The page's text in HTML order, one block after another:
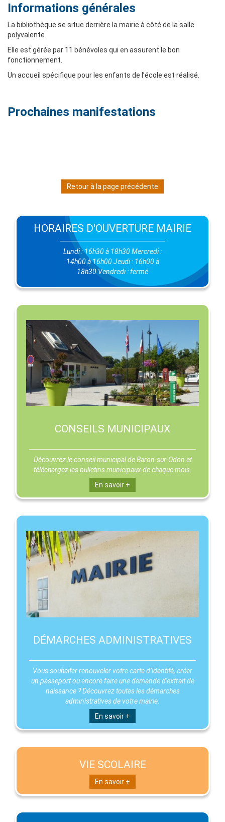
Informations générales
La bibliothèque se situe derrière la mairie à côté de la salle
polyvalente.
Elle est gérée par 11 bénévoles qui en assurent le bon
fonctionnement.
Un accueil spécifique pour les enfants de l’école est réalisé.
Prochaines manifestations
Retour à la page précédente
HORAIRES D'OUVERTURE MAIRIE
Lundi : 16h30 à 18h30 Mercredi :
14h00 à 16h00 Jeudi : 16h00 à
18h30 Vendredi : fermé
CONSEILS MUNICIPAUX
Découvrez le conseil municipal de Baron-sur-Odon et
téléchargez les bulletins municipaux de chaque mois.
En savoir +
DÉMARCHES ADMINISTRATIVES
Vous souhaiter renouveler votre carte d’identité, créer
un passeport ou encore faire une demande d'extrait de
naissance ? Découvrez toutes les démarches
administratives de votre mairie.
En savoir +
VIE SCOLAIRE
En savoir +